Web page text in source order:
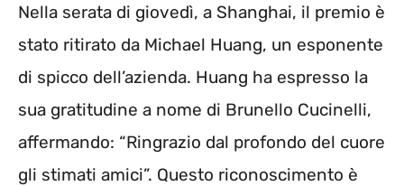
Nella serata di giovedì, a Shanghai, il premio è
stato ritirato da Michael Huang, un esponente
di spicco dell’azienda. Huang ha espresso la
sua gratitudine a nome di Brunello Cucinelli,
affermando: “Ringrazio dal profondo del cuore
gli stimati amici”. Questo riconoscimento è